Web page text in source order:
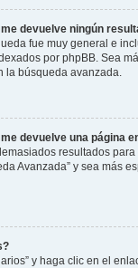
devuelve ningún
fue muy general e
por phpBB. Sea
la búsqueda avanzada.
devuelve una página
resultados para
Avanzada” y sea más
y haga clic en el